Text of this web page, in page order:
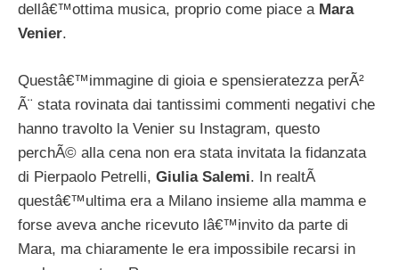
dellâ€™ottima musica, proprio come piace a Mara
Venier.
Questâ€™immagine di gioia e spensieratezza perÃ²
Ã¨ stata rovinata dai tantissimi commenti negativi che
hanno travolto la Venier su Instagram, questo
perchÃ© alla cena non era stata invitata la fidanzata
di Pierpaolo Petrelli, Giulia Salemi. In realtÃ
questâ€™ultima era a Milano insieme alla mamma e
forse aveva anche ricevuto lâ€™invito da parte di
Mara, ma chiaramente le era impossibile recarsi in